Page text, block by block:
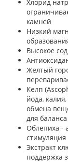
Хлорид
камней
Низкий
Высокое
Желтый
Келп
йода,
обмена
для
Облепиха -
стимуляция
Экстракт
поддержка